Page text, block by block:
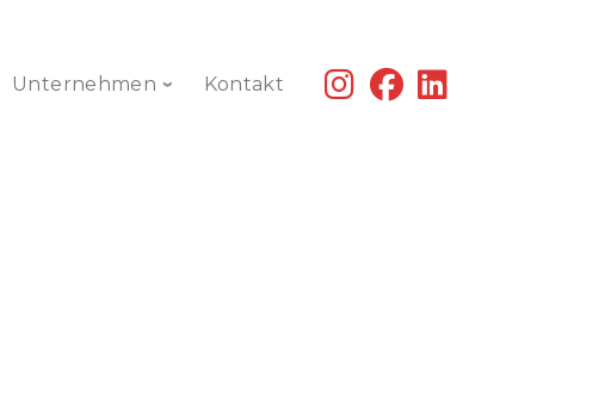
Unternehmen Kontakt
fab
fa-
fab
fa-